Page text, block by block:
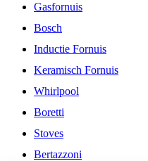
Gasfornuis
Bosch
Inductie Fornuis
Keramisch Fornuis
Whirlpool
Boretti
Stoves
Bertazzoni